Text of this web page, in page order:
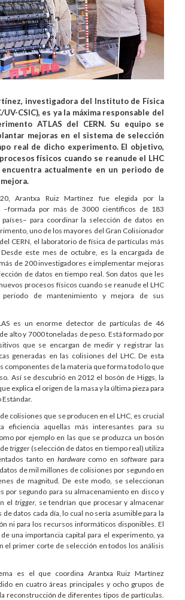
investigadora del Instituto de Física
CSIC), es ya la máxima responsable del
ATLAS del CERN. Su equipo se
mejoras en el sistema de selección
real de dicho experimento. El objetivo,
físicos cuando se reanude el LHC
actualmente en un periodo de
Arantxa Ruiz Martínez fue elegida por la
–formada por más de 3000 científicos de 183
para coordinar la selección de datos en
uno de los mayores del Gran Colisionador
CERN, el laboratorio de física de partículas más
este mes de octubre, es la encargada de
de 200 investigadores e implementar mejoras
de datos en tiempo real. Son datos que les
procesos físicos cuando se reanude el LHC
de mantenimiento y mejora de sus
es un enorme detector de partículas de 46
alto y 7000 toneladas de peso. Está formado por
que se encargan de medir y registrar las
generadas en las colisiones del LHC. De esta
componentes de la materia que forma todo lo que
Así se descubrió en 2012 el bosón de Higgs, la
explica el origen de la masa y la última pieza para
colisiones que se producen en el LHC, es crucial
eficiencia aquellas más interesantes para su
por ejemplo en las que se produzca un bosón
detrigger(selección de datos en tiempo real) utiliza
tanto en hardwarecomo ensoftware para
de mil millones de colisiones por segundo en
de magnitud. De este modo, se seleccionan
por segundo para su almacenamiento en disco y
el trigger, se tendrían que procesar y almacenar
datos cada día, lo cual no sería asumible para la
ni para los recursos informáticos disponibles. El
una importancia capital para el experimento, ya
el primer corte de selección en todos los análisis
es el que coordina Arantxa Ruiz Martínez
en cuatro áreas principales y ocho grupos de
reconstrucción de diferentes tipos de partículas.